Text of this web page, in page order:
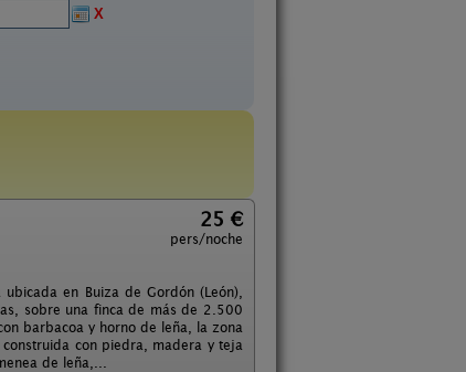
X
25 €
pers/noche
en Buiza de Gordón (León),
sobre una finca de más de 2.500
barbacoa y horno de leña, la zona
con piedra, madera y teja
de leña,...